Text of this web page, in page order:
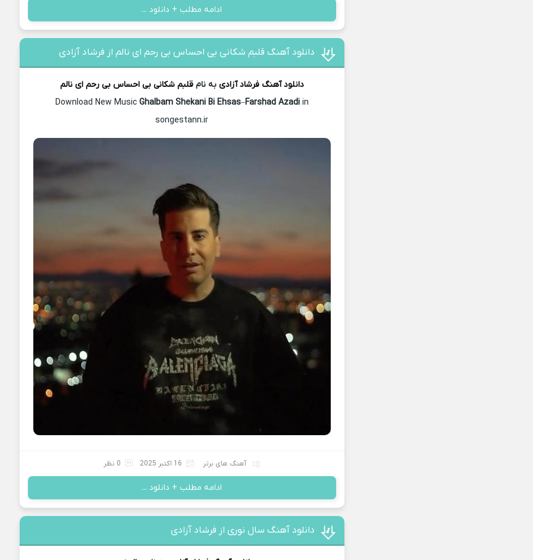
ادامه مطلب + دانلود ...
دانلود آهنگ قلبم شکانی بی احساس بی رحم ای نالم از فرشاد آزادی
دانلود آهنگ فرشاد آزادی به نامقلبم شکانی بی احساس بی رحم ای نالم
Download New Music Ghalbam Shekani Bi Ehsas–Farshad Azadiin
songestann.ir
آهنگ های برتر 16 اکتبر 2025 0 نظر
ادامه مطلب + دانلود ...
دانلود آهنگ سال نوری از فرشاد آزادی